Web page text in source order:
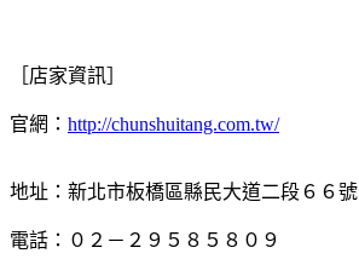
［店家資訊］
官網： http://chunshuitang.com.tw/
地址：新北市板橋區縣民大道二段６６號
電話：０２－２９５８５８０９